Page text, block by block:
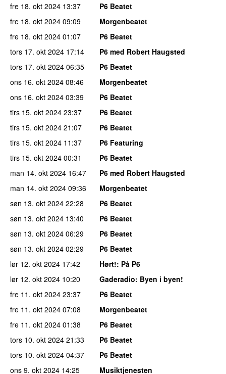
fre 18. okt 2024 13:37
P6 Beatet
fre 18. okt 2024 09:09
Morgenbeatet
fre 18. okt 2024 01:07
P6 Beatet
tors 17. okt 2024 17:14
P6 med Robert Haugsted
tors 17. okt 2024 06:35
P6 Beatet
ons 16. okt 2024 08:46
Morgenbeatet
ons 16. okt 2024 03:39
P6 Beatet
tirs 15. okt 2024 23:37
P6 Beatet
tirs 15. okt 2024 21:07
P6 Beatet
tirs 15. okt 2024 11:37
P6 Featuring
tirs 15. okt 2024 00:31
P6 Beatet
man 14. okt 2024 16:47
P6 med Robert Haugsted
man 14. okt 2024 09:36
Morgenbeatet
søn 13. okt 2024 22:28
P6 Beatet
søn 13. okt 2024 13:40
P6 Beatet
søn 13. okt 2024 06:29
P6 Beatet
søn 13. okt 2024 02:29
P6 Beatet
lør 12. okt 2024 17:42 Hørt!: På P6
lør 12. okt 2024 10:20 Gaderadio: Byen i byen!
fre 11. okt 2024 23:37
P6 Beatet
fre 11. okt 2024 07:08
Morgenbeatet
fre 11. okt 2024 01:38
P6 Beatet
tors 10. okt 2024 21:33
P6 Beatet
tors 10. okt 2024 04:37
P6 Beatet
ons 9. okt 2024 14:25 Musiktjenesten